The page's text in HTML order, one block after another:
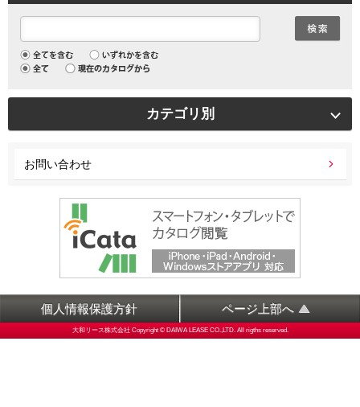
カテゴリ別
お問い合わせ
ページ上部へ
個人情報保護方針
大和リース株式会社 Copyright © DAIWA LEASE CO.,LTD. All rigths reserved.